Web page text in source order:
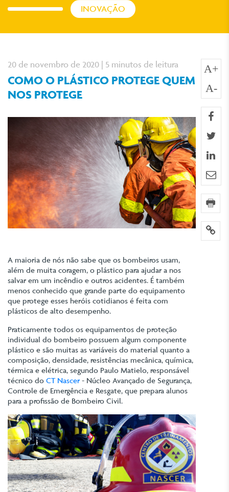
INOVAÇÃO
A+
A-
e-
20 de novembro de 2020 | 5 minutos de leitura
COMO O PLÁSTICO PROTEGE QUEM
NOS PROTEGE
A maioria de nós não sabe que os bombeiros usam,
além de muita coragem, o plástico para ajudar a nos
salvar em um incêndio e outros acidentes. É também
menos conhecido que grande parte do equipamento
que protege esses heróis cotidianos é feita com
plásticos de alto desempenho.
Praticamente todos os equipamentos de proteção
individual do bombeiro possuem algum componente
plástico e são muitas as variáveis do material quanto a
composição, densidade, resistências mecânica, química,
térmica e elétrica, segundo Paulo Matielo, responsável
técnico do CT Nascer - Núcleo Avançado de Segurança,
Controle de Emergência e Resgate, que prepara alunos
para a profissão de Bombeiro Civil.